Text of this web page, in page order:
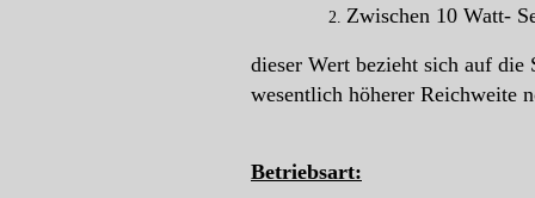
Zwischen 10 Watt-
dieser Wert bezieht sich auf die
wesentlich höherer Reichweite
Betriebsart: